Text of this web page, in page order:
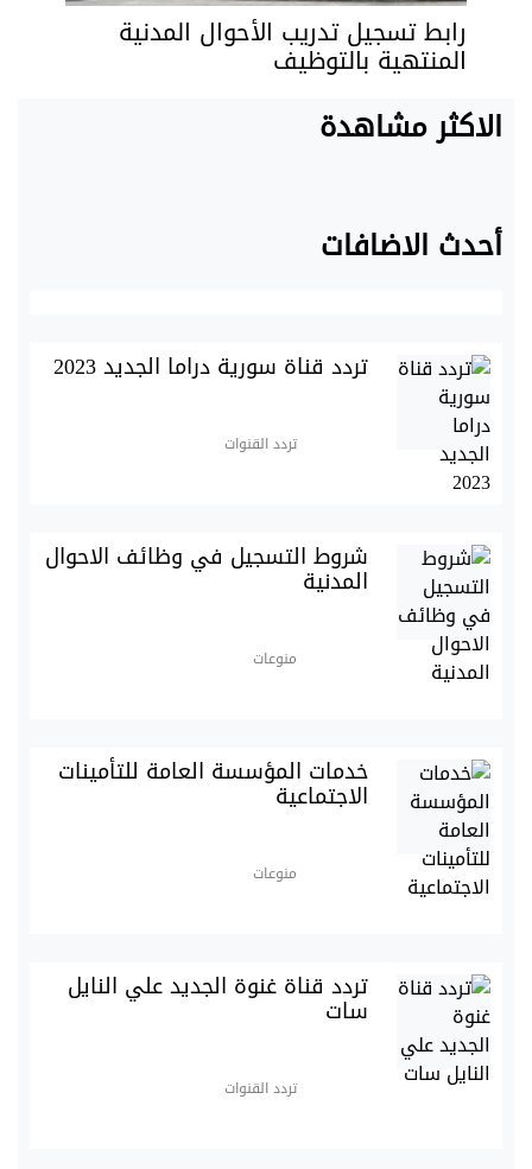
رابط تسجيل تدريب الأحوال المدنية
المنتهية بالتوظيف
الاكثر مشاهدة
أحدث الاضافات
تردد قناة سورية دراما الجديد 2023
تردد القنوات
شروط التسجيل في وظائف الاحوال
المدنية
منوعات
خدمات المؤسسة العامة للتأمينات
الاجتماعية
منوعات
تردد قناة غنوة الجديد علي النايل
سات
تردد القنوات